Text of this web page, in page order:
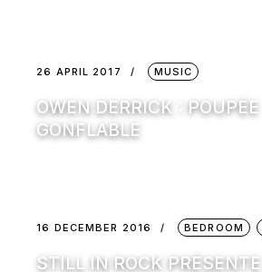
26 APRIL 2017 MUSIC
OWEN DERRICK : POUPÉE
GONFLABLE
16 DECEMBER 2016 BEDROOM
STILL IN ROCK PRÉSENTE :